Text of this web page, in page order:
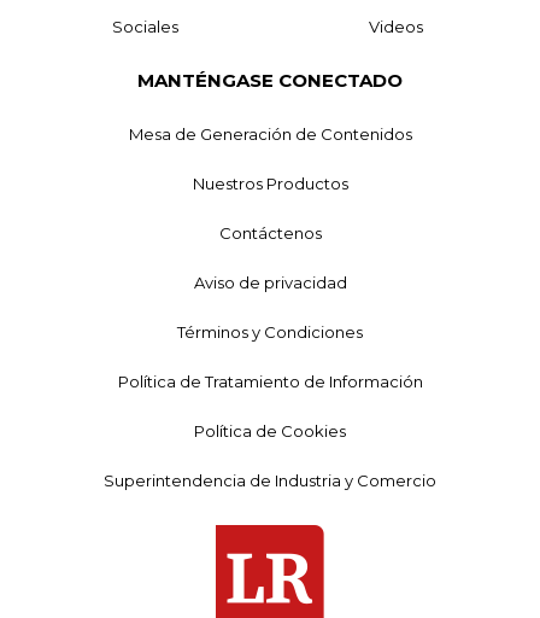
Sociales Videos
MANTÉNGASE CONECTADO
Mesa de Generación de Contenidos
Nuestros Productos
Contáctenos
Aviso de privacidad
Términos y Condiciones
Política de Tratamiento de Información
Política de Cookies
Superintendencia de Industria y Comercio